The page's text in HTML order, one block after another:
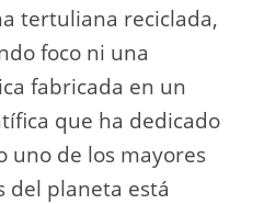
tertuliana reciclada,
foco ni una
fabricada en un
que ha dedicado
uno de los mayores
del planeta está